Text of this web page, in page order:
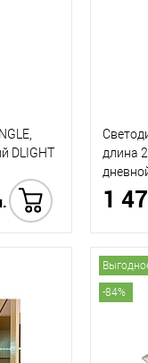
DLIGHT
1 клик
длина
1
-84%